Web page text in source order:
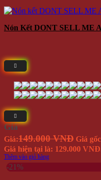
Nón Kết DONT SELL ME
Giá
Giá:149.000 VNĐ Giá
Giá hiện tại là: 129.000
Thêm vào giỏ hàng
-21%